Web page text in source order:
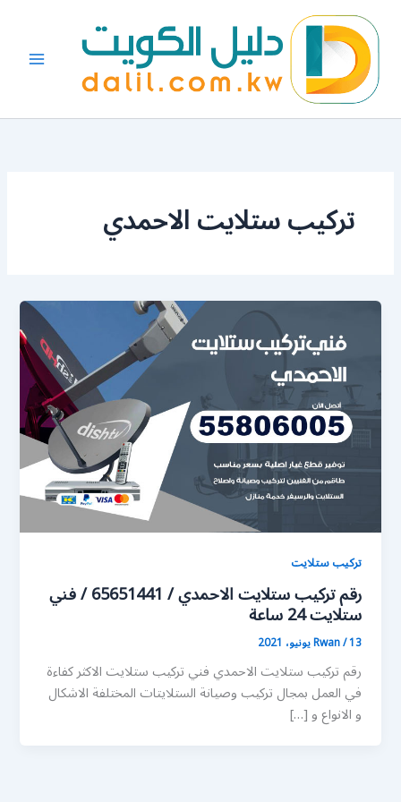
المحتوى
تركيب ستلايت الاحمدي
تركيب ستلايت
رقم تركيب ستلايت الاحمدي / 65651441 / فني
ستلايت 24 ساعة
Rwan/13 يونيو، 2021
رقم تركيب ستلايت الاحمدي فني تركيب ستلايت الاكثر كفاءة
في العمل بمجال تركيب وصيانة الستلايتات المختلفة الاشكال
و الانواع و […]